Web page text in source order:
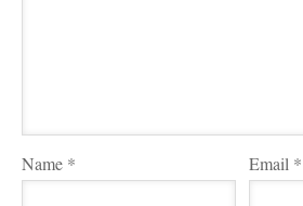
Name * Email *